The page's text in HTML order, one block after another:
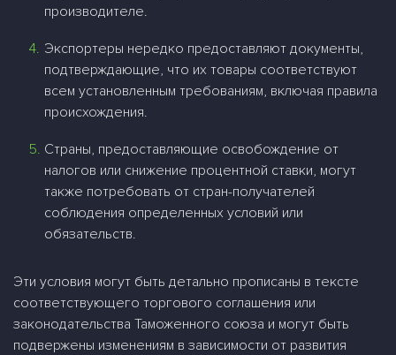
производителе.
Экспортеры нередко предоставляют документы,
подтверждающие, что их товары соответствуют
всем установленным требованиям, включая правила
происхождения.
Страны, предоставляющие освобождение от
налогов или снижение процентной ставки, могут
также потребовать от стран-получателей
соблюдения определенных условий или
обязательств.
Эти условия могут быть детально прописаны в тексте
соответствующего торгового соглашения или
законодательства Таможенного союза и могут быть
подвержены изменениям в зависимости от развития